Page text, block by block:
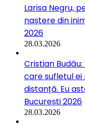
Larisa Negru,
naștere din
2026
28.03.2026
Cristian
care sufletul ei
distanță. Eu
București 2026
28.03.2026